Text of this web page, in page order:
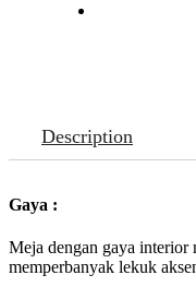
Description
Gaya :
Meja dengan gaya interior
memperbanyak lekuk